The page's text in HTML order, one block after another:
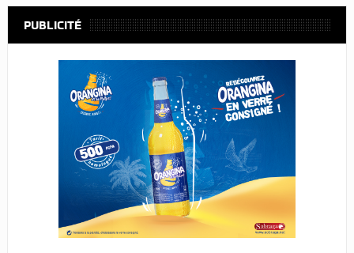
PUBLICITÉ